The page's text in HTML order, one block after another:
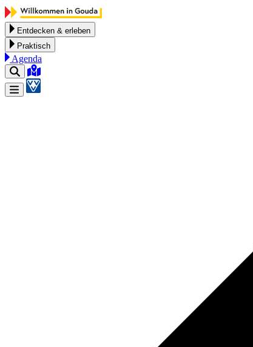
Zum Inhalt springen
Entdecken & erleben
Praktisch
Agenda